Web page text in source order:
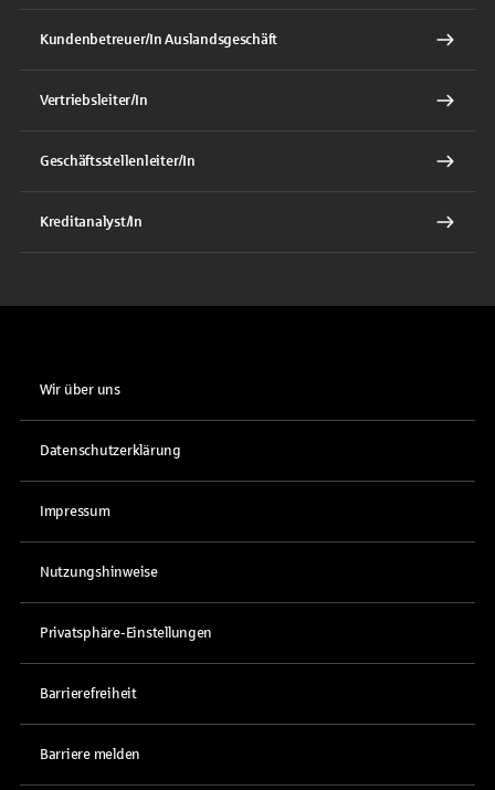
Kundenbetreuer/In Auslandsgeschäft
Vertriebsleiter/In
Geschäftsstellenleiter/In
Kreditanalyst/In
Wir über uns
Datenschutzerklärung
Impressum
Nutzungshinweise
Privatsphäre-Einstellungen
Barrierefreiheit
Barriere melden